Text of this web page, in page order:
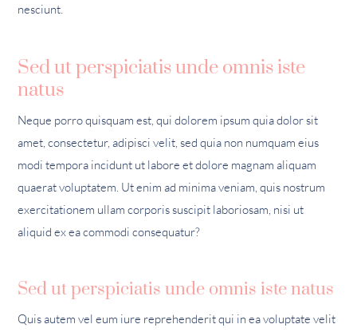
nesciunt.
Sed ut perspiciatis unde omnis iste
natus
Neque porro quisquam est, qui dolorem ipsum quia dolor sit
amet, consectetur, adipisci velit, sed quia non numquam eius
modi tempora incidunt ut labore et dolore magnam aliquam
quaerat voluptatem. Ut enim ad minima veniam, quis nostrum
exercitationem ullam corporis suscipit laboriosam, nisi ut
aliquid ex ea commodi consequatur?
Sed ut perspiciatis unde omnis iste natus
Quis autem vel eum iure reprehenderit qui in ea voluptate velit